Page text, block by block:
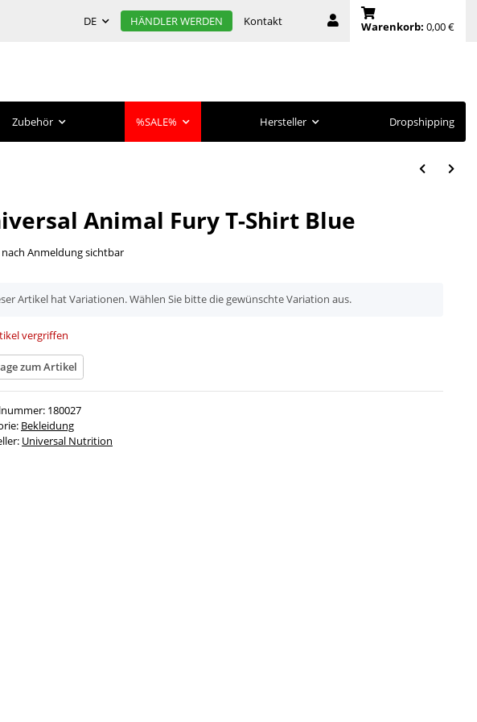
DE HÄNDLER WERDEN Kontakt Warenkorb: 0,00 €
Zubehör %SALE% Hersteller Dropshipping
Animal Fury T-Shirt Blue
nach Anmeldung sichtbar
Artikel hat Variationen. Wählen Sie bitte die gewünschte Variation aus.
vergriffen
zum Artikel
180027
Bekleidung
Universal Nutrition